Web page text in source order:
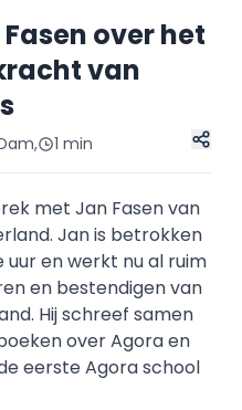
over het
van
1 min
met Jan Fasen van
Jan is betrokken
en werkt nu al ruim
en bestendigen van
Hij schreef samen
over Agora en
eerste Agora school